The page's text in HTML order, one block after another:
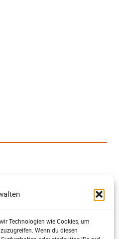
Technologien wie Cookies, um
Wenn du diesen